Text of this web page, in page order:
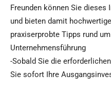
Freunden können Sie
und bieten damit
praxiserprobte Tipps rund
Unternehmensführung
-Sobald Sie die
Sie sofort Ihre